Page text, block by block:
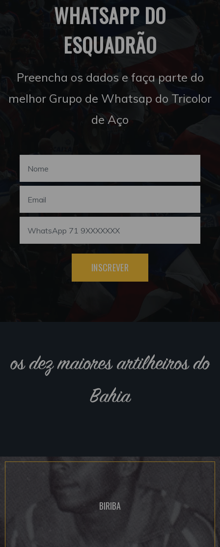
WHATSAPP DO
ESQUADRÃO
Preencha os dados e faça parte do
melhor Grupo de Whatsap do Tricolor
de Aço
INSCREVER
os dez maiores artilheiros do
Bahia
BIRIBA